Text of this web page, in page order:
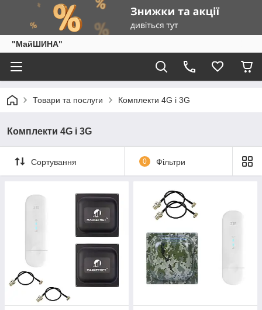
"МайШИНА"
Товари та послуги Комплекти 4G і 3G
Комплекти 4G і 3G
Сортування 0 Фільтри